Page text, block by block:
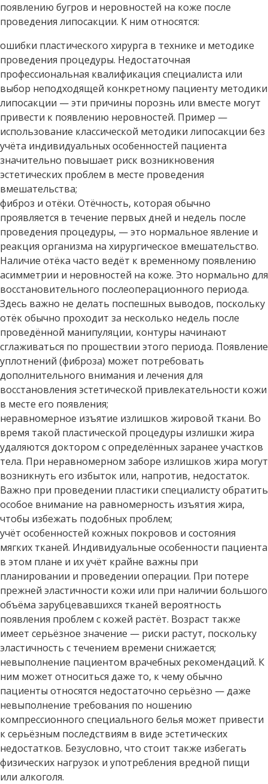
появлению бугров и неровностей на коже после
проведения липосакции. К ним относятся:
ошибки пластического хирурга в технике и методике
проведения процедуры. Недостаточная
профессиональная квалификация специалиста или
выбор неподходящей конкретному пациенту методики
липосакции — эти причины порознь или вместе могут
привести к появлению неровностей. Пример —
использование классической методики липосакции без
учёта индивидуальных особенностей пациента
значительно повышает риск возникновения
эстетических проблем в месте проведения
вмешательства;
фиброз и отёки. Отёчность, которая обычно
проявляется в течение первых дней и недель после
проведения процедуры, — это нормальное явление и
реакция организма на хирургическое вмешательство.
Наличие отёка часто ведёт к временному появлению
асимметрии и неровностей на коже. Это нормально для
восстановительного послеоперационного периода.
Здесь важно не делать поспешных выводов, поскольку
отёк обычно проходит за несколько недель после
проведённой манипуляции, контуры начинают
сглаживаться по прошествии этого периода. Появление
уплотнений (фиброза) может потребовать
дополнительного внимания и лечения для
восстановления эстетической привлекательности кожи
в месте его появления;
неравномерное изъятие излишков жировой ткани. Во
время такой пластической процедуры излишки жира
удаляются доктором с определённых заранее участков
тела. При неравномерном заборе излишков жира могут
возникнуть его избыток или, напротив, недостаток.
Важно при проведении пластики специалисту обратить
особое внимание на равномерность изъятия жира,
чтобы избежать подобных проблем;
учёт особенностей кожных покровов и состояния
мягких тканей. Индивидуальные особенности пациента
в этом плане и их учёт крайне важны при
планировании и проведении операции. При потере
прежней эластичности кожи или при наличии большого
объёма зарубцевавшихся тканей вероятность
появления проблем с кожей растёт. Возраст также
имеет серьёзное значение — риски растут, поскольку
эластичность с течением времени снижается;
невыполнение пациентом врачебных рекомендаций. К
ним может относиться даже то, к чему обычно
пациенты относятся недостаточно серьёзно — даже
невыполнение требования по ношению
компрессионного специального белья может привести
к серьёзным последствиям в виде эстетических
недостатков. Безусловно, что стоит также избегать
физических нагрузок и употребления вредной пищи
или алкоголя.